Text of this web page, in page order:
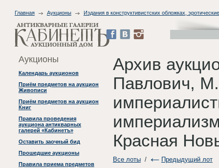
Главная Аукционы Издания в конструктивистских обложках,
Аукционы
Календарь аукционов
Приём предметов на аукцион
Живописи
Приём предметов на аукцион
Книг
Правила проведения
аукциона антикварных
галерей «Кабинетъ»
Оставить заочный бид
Прошедшие аукционы
Правила приема предметов
Архив
Павлович,
Красная
Все лоты/ Предыдущий лот